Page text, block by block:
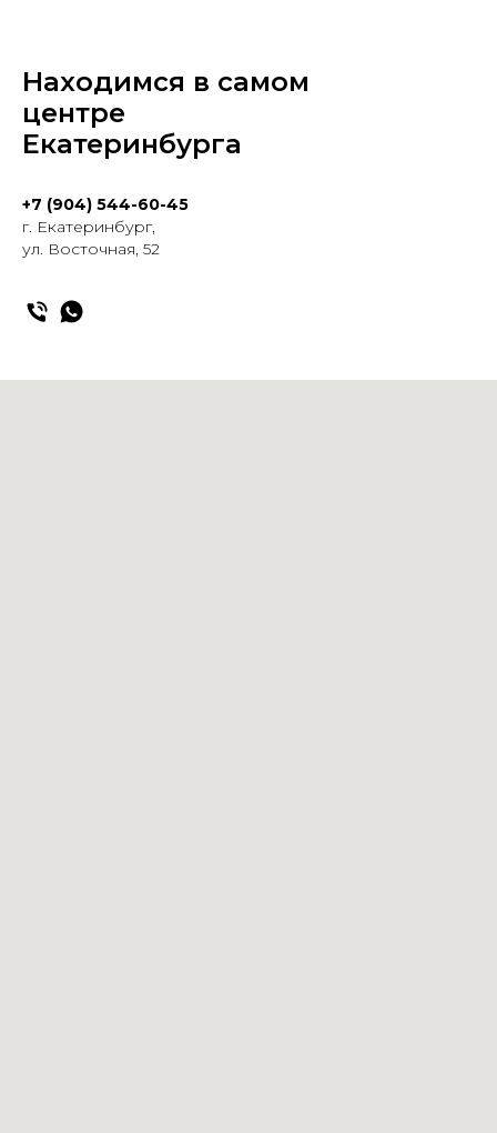
Находимся в самом
центре
Екатеринбурга
+7 (904) 544-60-45
г. Екатеринбург,
ул. Восточная, 52